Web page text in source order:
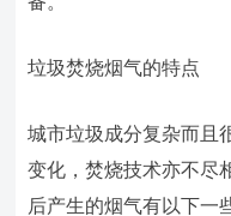
垃圾焚烧烟气的特点
城市垃圾成分复杂而且
变化，焚烧技术亦不尽
后产生的烟气有以下一